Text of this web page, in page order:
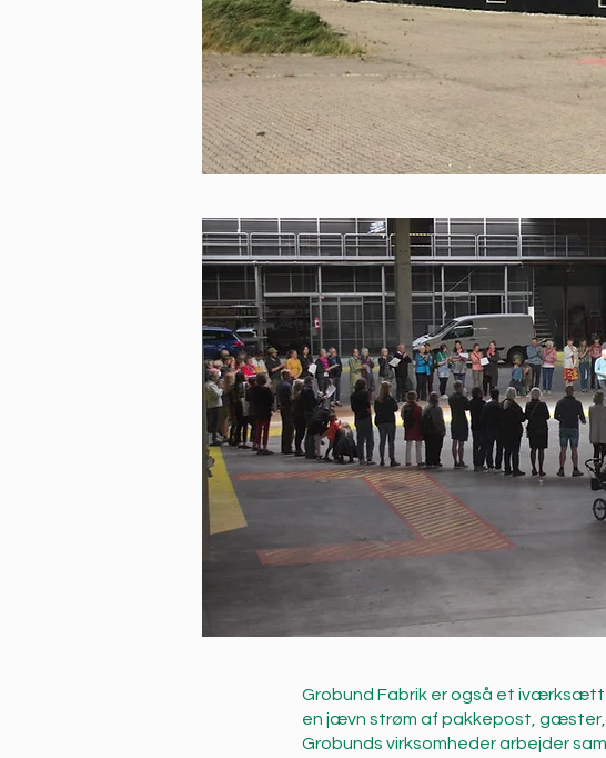
Grobund Fabrik er også et
en jævn strøm af pakkepost, gæster,
Grobunds virksomheder arbejder